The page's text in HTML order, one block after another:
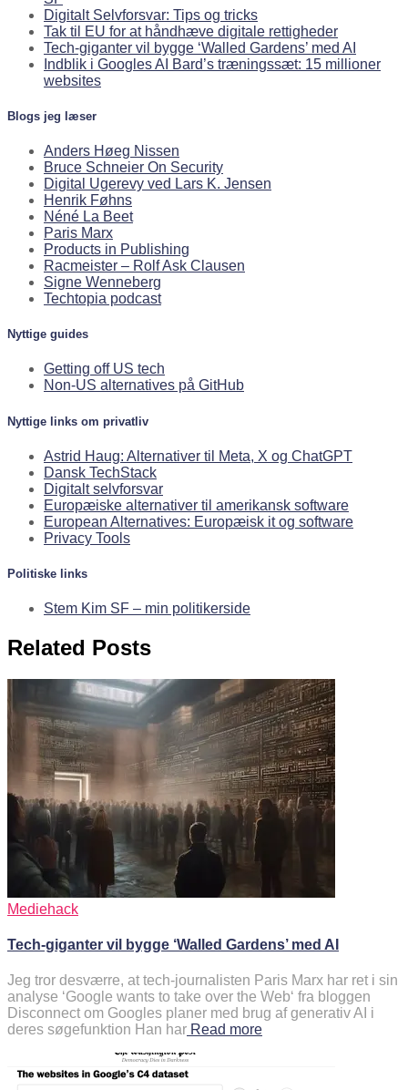
Digitalt Selvforsvar: Tips og tricks
Tak til EU for at håndhæve digitale rettigheder
Tech-giganter vil bygge ‘Walled Gardens’ med AI
Indblik i Googles AI Bard’s træningssæt: 15 millioner
websites
Blogs jeg læser
Anders Høeg Nissen
Bruce Schneier On Security
Digital Ugerevy ved Lars K. Jensen
Henrik Føhns
Néné La Beet
Paris Marx
Products in Publishing
Racmeister – Rolf Ask Clausen
Signe Wenneberg
Techtopia podcast
Nyttige guides
Getting off US tech
Non-US alternatives på GitHub
Nyttige links om privatliv
Astrid Haug: Alternativer til Meta, X og ChatGPT
Dansk TechStack
Digitalt selvforsvar
Europæiske alternativer til amerikansk software
European Alternatives: Europæisk it og software
Privacy Tools
Politiske links
Stem Kim SF – min politikerside
Related Posts
Mediehack
Tech-giganter vil bygge ‘Walled Gardens’ med AI
Jeg tror desværre, at tech-journalisten Paris Marx har ret i sin
analyse ‘Google wants to take over the Web‘ fra bloggen
Disconnect om Googles planer med brug af generativ AI i
deres søgefunktion Han har Read more